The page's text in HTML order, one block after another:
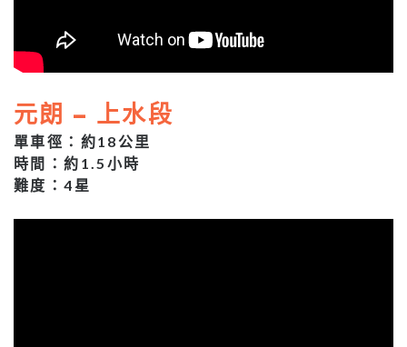
元朗 – 上水段
單車徑：約18公里
時間：約1.5小時
難度：4星